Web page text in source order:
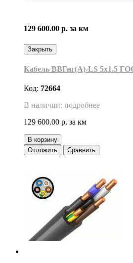
129 600.00 р. за км
Закрыть
Кабель ВВГнг(А)-LS 5х1.5
Код: 72664
В наличии: подробнее
129 600.00 р. за км
В корзину
Отложить
Сравнить